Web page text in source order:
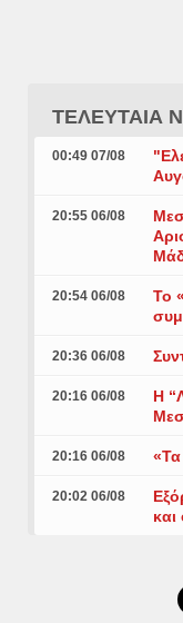
ΤΕΛΕΥΤΑΙΑ
00:49 07/08
20:55 06/08
20:54 06/08
Το
20:36 06/08
20:16 06/08
Η
20:16 06/08
20:02 06/08
και